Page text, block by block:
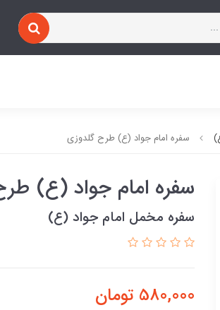
سفره امام جواد (ع) طرح گلدوزی
سفره امام جواد (ع)
سفره مخمل امام جواد (ع)
580,000 تومان